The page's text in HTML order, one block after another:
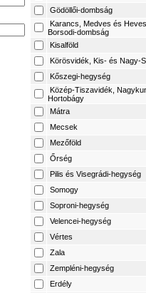
Gödöllői-dombság
Karancs, Medves és
Borsodi-dombság
Kisalföld
Körösvidék, Kis- és Nagy-
Kőszegi-hegység
Közép-Tiszavidék,
Hortobágy
Mátra
Mecsek
Mezőföld
Őrség
Pilis és Visegrádi-hegység
Somogy
Soproni-hegység
Velencei-hegység
Vértes
Zala
Zempléni-hegység
Erdély